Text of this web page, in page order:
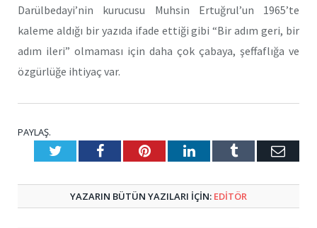
Darülbedayi’nin kurucusu Muhsin Ertuğrul’un 1965’te
kaleme aldığı bir yazıda ifade ettiği gibi “Bir adım geri, bir
adım ileri” olmaması için daha çok çabaya, şeffaflığa ve
özgürlüğe ihtiyaç var.
PAYLAŞ.
TwitterFacebookPinterestLinkedInTumblr E-
YAZARIN BÜTÜN YAZILARI IÇIN: EDİTÖR